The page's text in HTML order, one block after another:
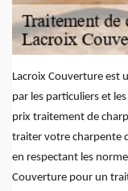
Lacroix Couverture est
par les particuliers et
prix traitement de
traiter votre charpente
en respectant les
Couverture pour un